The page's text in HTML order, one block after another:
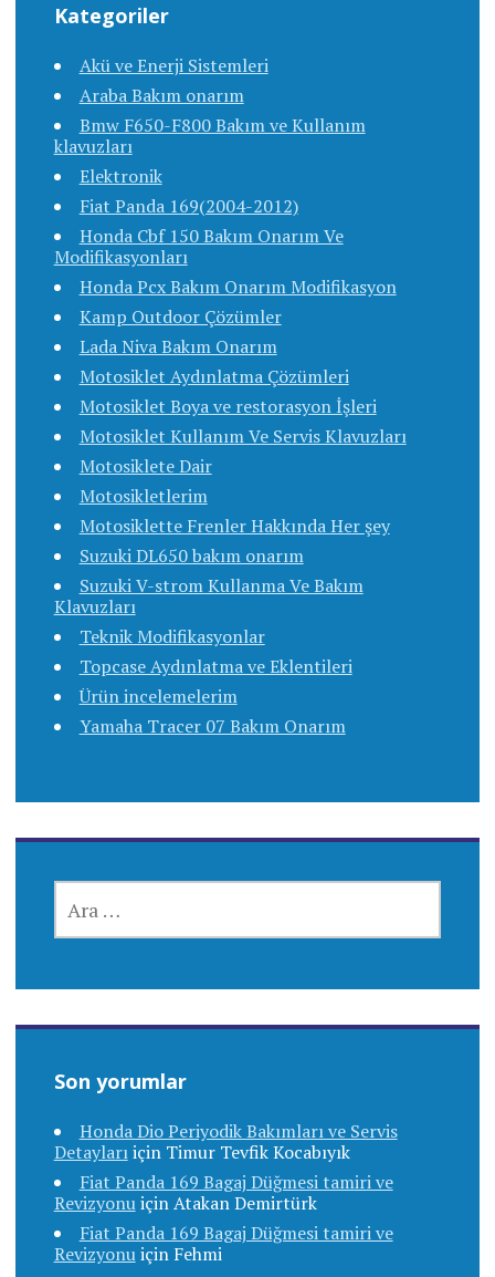
Kategoriler
Akü ve Enerji Sistemleri
Araba Bakım onarım
Bmw F650-F800 Bakım ve Kullanım
klavuzları
Elektronik
Fiat Panda 169(2004-2012)
Honda Cbf 150 Bakım Onarım Ve
Modifikasyonları
Honda Pcx Bakım Onarım Modifikasyon
Kamp Outdoor Çözümler
Lada Niva Bakım Onarım
Motosiklet Aydınlatma Çözümleri
Motosiklet Boya ve restorasyon İşleri
Motosiklet Kullanım Ve Servis Klavuzları
Motosiklete Dair
Motosikletlerim
Motosiklette Frenler Hakkında Her şey
Suzuki DL650 bakım onarım
Suzuki V-strom Kullanma Ve Bakım
Klavuzları
Teknik Modifikasyonlar
Topcase Aydınlatma ve Eklentileri
Ürün incelemelerim
Yamaha Tracer 07 Bakım Onarım
Son yorumlar
Honda Dio Periyodik Bakımları ve Servis
Detaylarıiçin Timur Tevfik Kocabıyık
Fiat Panda 169 Bagaj Düğmesi tamiri ve
RevizyonuiçinAtakan Demirtürk
Fiat Panda 169 Bagaj Düğmesi tamiri ve
Revizyonuiçin Fehmi